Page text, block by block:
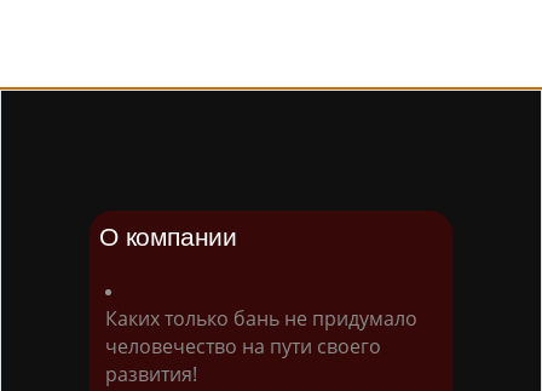
О компании
Каких только бань не придумало
человечество на пути своего
развития!